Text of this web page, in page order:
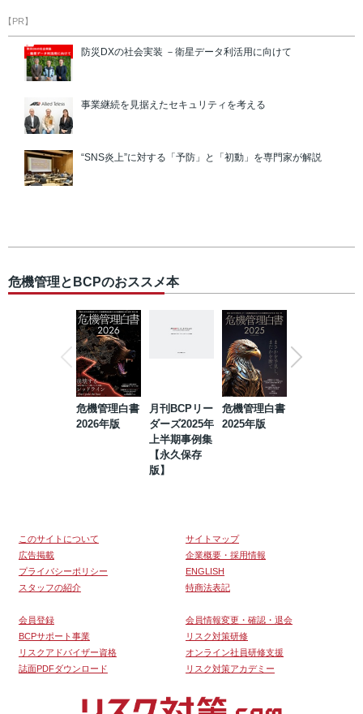
【PR】
防災DXの社会実装 －衛星データ利活用に向けて
事業継続を見据えたセキュリティを考える
“SNS炎上”に対する「予防」と「初動」を専門家が解説
危機管理とBCPのおススメ本
危機管理白書
2026年版
月刊BCPリー
ダーズ2025年
上半期事例集
【永久保存
版】
危機管理白書
2025年版
このサイトについて
サイトマップ
広告掲載
企業概要・採用情報
プライバシーポリシー
ENGLISH
スタッフの紹介
特商法表記
会員登録
会員情報変更・確認・退会
BCPサポート事業
リスク対策研修
リスクアドバイザー資格
オンライン社員研修支援
誌面PDFダウンロード
リスク対策アカデミー